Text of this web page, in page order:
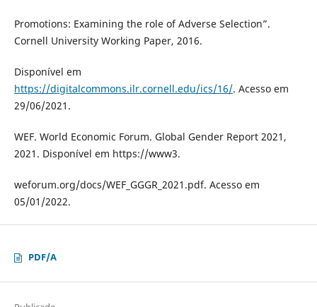
Promotions: Examining the role of Adverse Selection”.
Cornell University Working Paper, 2016.
Disponível em
https://digitalcommons.ilr.cornell.edu/ics/16/. Acesso em
29/06/2021.
WEF. World Economic Forum. Global Gender Report 2021,
2021. Disponível em https://www3.
weforum.org/docs/WEF_GGGR_2021.pdf. Acesso em
05/01/2022.
PDF/A